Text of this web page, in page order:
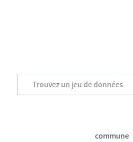
commune